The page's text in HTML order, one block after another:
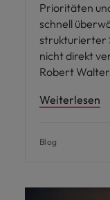
Prioritäten
schnell
strukturierter
nicht direkt
Robert
Weiterlesen
Blog